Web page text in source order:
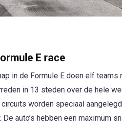
E race
in de Formule E doen elf teams
in 13 steden over de hele
worden speciaal
De auto’s hebben een maximum